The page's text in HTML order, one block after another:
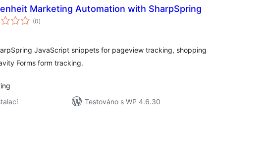
Marketing Automation with SharpSpring
(0celkové
hodnocení
)
JavaScript snippets for pageview tracking, shopping
Forms form tracking.
Testováno s WP 4.6.30